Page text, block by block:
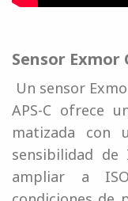
Sensor Exmor
Un sensor
APS-C ofrece
matizada con
sensibilidad de
ampliar a